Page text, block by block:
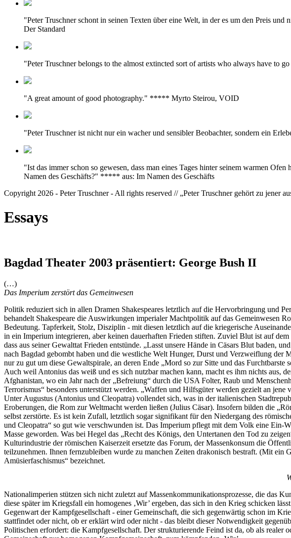
"Peter Truschner schont in seinen Texten über eine Welt, in der es um den Preis
Der Standard
"Peter Truschner belongs to the almost extincted sort of artists who always have
"A great amount of good photography." ***** Myrto Steirou, VOID
"Peter Truschner ist nicht nur ein wacher und sensibler Beobachter, sondern ein
"Ist das immer schon so gewesen, dass man eines Tages hinter seinem warmen
Namen des Geschäfts?" ***** aus: Im Namen des Geschäfts
Copyright 2026 - Peter Truschner - All rights reserved // „Peter Truschner gehört zu jener
Essays
Bagdad Theater 2003 präsentiert: George Bush II
(…)
Das Imperium zerstört das Gemeinwesen
Politik reduziert sich in allen Dramen Shakespeares letztlich auf die Hervorbringung und
behandelt Shakespeare die Auswirkungen imperialer Machtpolitik auf das Gemeinwesen
Bedeutung. Tapferkeit, Stolz, Disziplin - mit diesen letztlich auf die kriegerische
in ein Imperium integrieren, aber keinen dauerhaften Frieden stiften. Zuviel Blut ist auf
dass aus seiner Gewalttat Frieden entstünde. „Lasst unsere Hände in Cäsars Blut baden,
nach Bagdad gebombt haben und die westliche Welt Hunger, Durst und Verzweiflung
nur zu gut um diese Gewaltspirale, an deren Ende „Mord so zur Sitte und das
Auch weil Antonius das weiß und es sich nutzbar machen kann, macht es ihm nichts aus,
Afghanistan, wo ein Jahr nach der „Befreiung“ durch die USA Folter, Raub und
Terrorismus“ besonders unterstützt werden. „Waffen und Hilfsgüter werden gezielt an
Unter Augustus (Antonius und Cleopatra) vollendet sich, was in der italienischen
Eroberungen, die Rom zur Weltmacht werden ließen (Julius Cäsar). Insofern bilden die
selbst zerstörte. Es ist kein Zufall, letztlich sogar signifikant für den Niedergang des
und Cleopatra“ so gut wie verschwunden ist. Das Imperium pflegt mit dem Volk eine Ein-
Masse geworden. Was bei Hegel das „Recht des Königs, den Untertanen den Tod zu
Kulturindustrie der römischen Kaiserzeit ersetzte das Forum, der Massenkonsum die
teilzunehmen. Ihnen fernzubleiben wurde zu manchen Zeiten drakonisch bestraft. (Mit ein
Amüsierfaschismus“ bezeichnet.
Nationalimperien stützen sich nicht zuletzt auf Massenkommunikationsprozesse, die das
diese später im Kriegsfall ein homogenes ‚Wir’ ergeben, das sich in den Krieg schicken
Gegenwart der Kampfgesellschaft - einer Gemeinschaft, die sich gegenwärtig schon im
stattfindet oder nicht, ob er erklärt wird oder nicht - das bleibt dieser Notwendigkeit
Politischen erfordert: die Kampfgesellschaft. Der strukturierende Feind ist da, ob als